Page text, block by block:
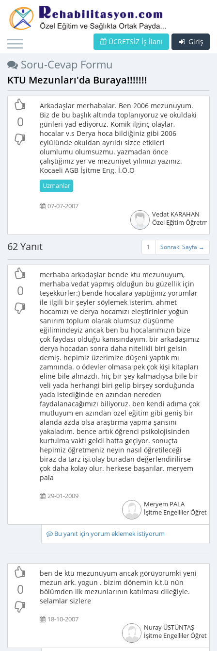
Giriş
ÜCRETSİZ İş İlanı
Soru-Cevap Formu
KTU Mezunları'da Buraya!!!!!!!
0
Arkadaşlar merhabalar. Ben 2006 mezunuyum.
Biz de bu başlık altında toplanıyoruz ve okuldaki
günleri yad ediyoruz. Komik ilginç olaylar,
hocalar v.s Derya hoca bildiğiniz gibi 2006
eylülünde okuldan ayrıldı sizce etkileri
olumlumu olumsuzmu. yazmadan önce
çalıştığınız yer ve mezuniyet yılınıızı yazınız.
Kocaeli AGB İşitme Eng. İ.Ö.O
Uzmanlar
07-07-2007
Vedat KARAHAN
Özel Eğitim Öğretmeni
1 Sonraki Sayfa →
62 Yanıt
0
merhaba arkadaşlar bende ktu mezunuyum,
merhaba vedat yapmış olduğun bu güzellik için
teşekkürler:) bende hocalara yaptığınız yorumlar
ile ilgili bir şeyler söylemek isterim. ahmet
hocamızı ve derya hocamızı eleştirinler yoğun
sanırım toplum olarak olumsuz düşünme
eğilimindeyiz ancak ben bu hocalarımızın bize
çok faydası olduğu kanısındayım. bir arkadaşımız
derya hocadan sonra daha nitelikli biri gelsin
demiş. hepimiz üzerimize düşeni yaptık mı
zamnında. o ödevler olmasa pek çok kişi kitapları
eline bile almazdı. hiç bir şey kalmadıysa bile bir
veli yada herhangi biri gelip birşey sorduğunda
yada istediğinde en azından nereden
faydalanacağımızı biliyoruz. ben kendi adıma çok
mutluyum en azından özel eğitim gibi geniş bir
alanda azda olsa araştırma yapma şansını
yakaladım. bence artık öğrenci psikolojisinden
kurtulma vakti geldi hatta geçiyor. sonuçta
hepimiz öğretmeniz neyin nasıl öğretileceği
biraz da tarz işi,olay buradan değerlendirilirse
çok daha kolay olur. herkese başarılar. meryem
pala
29-01-2009
Meryem PALA
İşitme Engelliler
Bu yanıt için yorum eklemek istiyorum
0
ben de ktü mezunuyum ancak görüyorumki yeni
mezun ark. yogun . bizim dönemin k.t.ü nün
bölümden ilk mezunlarının katılması dileğiyle.
selamlar sizlere
18-10-2007
Nuray ÜSTÜNTAŞ
İşitme Engelliler